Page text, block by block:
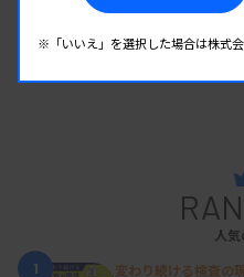
人
1
変わり続ける検査
※「いいえ」を選択した場合は株式